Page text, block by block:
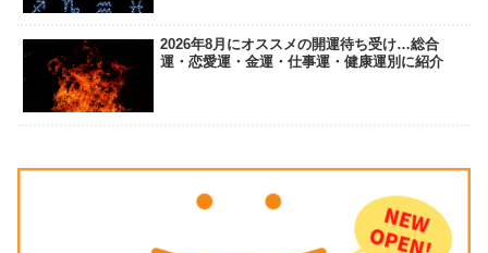
2026年8月にオススメの開運待ち受け…総合
運・恋愛運・金運・仕事運・健康運別に紹介